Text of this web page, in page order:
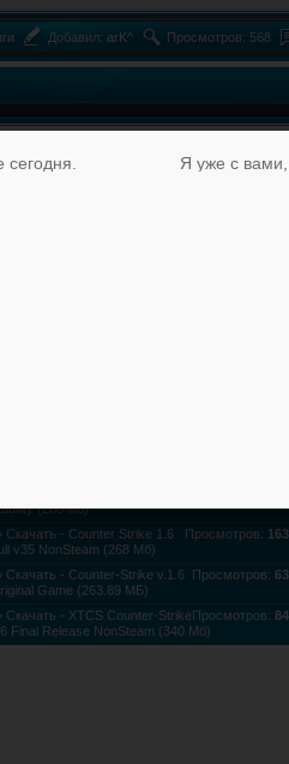
Добавил: arK^ Просмотров: 568
(268 мб)
Просмотров:
Скачать - Counter Strike 1.6
v35 NonSteam (268 Мб)
Просмотров:
Скачать - Counter-Strike v.1.6
Game (263.89 МБ)
Просмотров:
Скачать - XTCS Counter-Strike
Final Release NonSteam (340 Мб)
Я уже с вами,